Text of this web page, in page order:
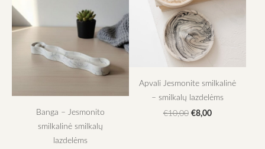
Banga – Jesmonito
smilkalinė smilkalų
lazdelėms
Apvali Jesmonite smilkalinė
– smilkalų lazdelėms
€10,00 €8,00